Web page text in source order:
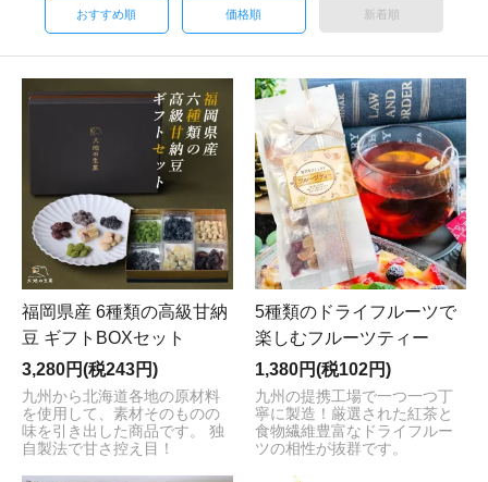
おすすめ順 価格順 新着順
福岡県産 6種類の高級甘納
豆 ギフトBOXセット
3,280円(税243円)
九州から北海道各地の原材料
を使用して、素材そのものの
味を引き出した商品です。 独
自製法で甘さ控え目！
5種類のドライフルーツで
楽しむフルーツティー
1,380円(税102円)
九州の提携工場で一つ一つ丁
寧に製造！厳選された紅茶と
食物繊維豊富なドライフルー
ツの相性が抜群です。